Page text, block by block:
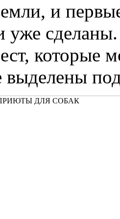
и
уже
которые
выделены